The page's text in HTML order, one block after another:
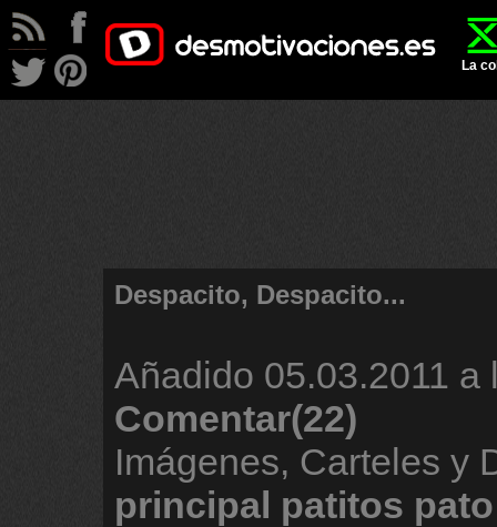
La
Despacito, Despacito...
Añadido 05.03.2011 a
Comentar(22)
Imágenes, Carteles y
principal patitos pato